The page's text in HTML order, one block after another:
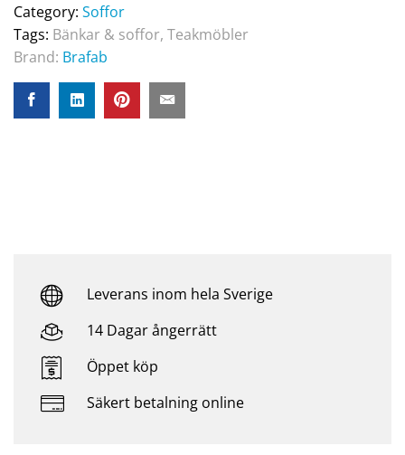
Category: Soffor
Tags: Bänkar & soffor, Teakmöbler
Brand: Brafab
Leverans inom hela Sverige
14 Dagar ångerrätt
Öppet köp
Säkert betalning online